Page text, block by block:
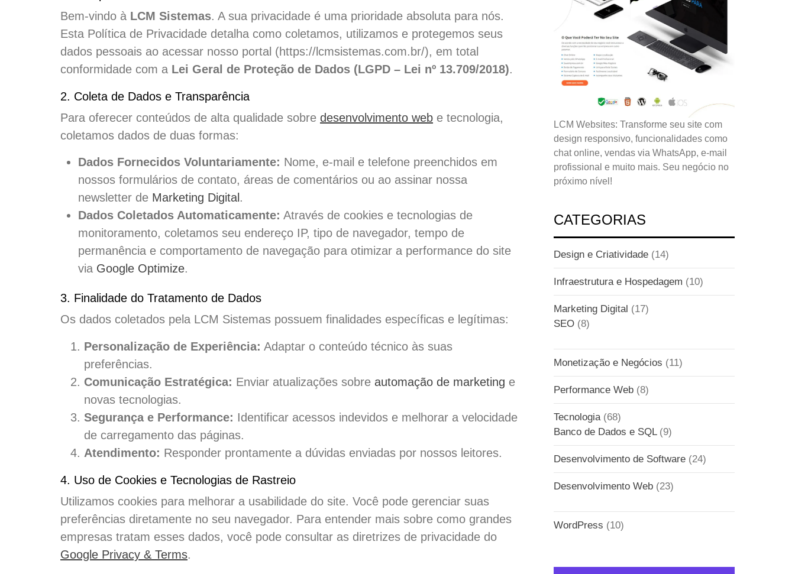
Bem-vindo à LCM Sistemas. A sua privacidade é uma prioridade absoluta para nós.
Esta Política de Privacidade detalha como coletamos, utilizamos e protegemos seus
dados pessoais ao acessar nosso portal (https://lcmsistemas.com.br/), em total
conformidade com a Lei Geral de Proteção de Dados (LGPD – Lei nº 13.709/2018).
2. Coleta de Dados e Transparência
Para oferecer conteúdos de alta qualidade sobre desenvolvimento web e tecnologia,
coletamos dados de duas formas:
Dados Fornecidos Voluntariamente: Nome, e-mail e telefone preenchidos em
nossos formulários de contato, áreas de comentários ou ao assinar nossa
newsletter de Marketing Digital.
Dados Coletados Automaticamente: Através de cookies e tecnologias de
monitoramento, coletamos seu endereço IP, tipo de navegador, tempo de
permanência e comportamento de navegação para otimizar a performance do site
via Google Optimize.
3. Finalidade do Tratamento de Dados
Os dados coletados pela LCM Sistemas possuem finalidades específicas e legítimas:
Personalização de Experiência: Adaptar o conteúdo técnico às suas
preferências.
Comunicação Estratégica: Enviar atualizações sobre automação de marketing e
novas tecnologias.
Segurança e Performance: Identificar acessos indevidos e melhorar a velocidade
de carregamento das páginas.
Atendimento: Responder prontamente a dúvidas enviadas por nossos leitores.
4. Uso de Cookies e Tecnologias de Rastreio
Utilizamos cookies para melhorar a usabilidade do site. Você pode gerenciar suas
preferências diretamente no seu navegador. Para entender mais sobre como grandes
empresas tratam esses dados, você pode consultar as diretrizes de privacidade do
Google Privacy & Terms.
LCM Websites: Transforme seu site com
design responsivo, funcionalidades como
chat online, vendas via WhatsApp, e-mail
profissional e muito mais. Seu negócio no
próximo nível!
CATEGORIAS
Design e Criatividade (14)
Infraestrutura e Hospedagem (10)
Marketing Digital (17)
SEO (8)
Monetização e Negócios (11)
Performance Web (8)
Tecnologia(68)
Banco de Dados e SQL(9)
Desenvolvimento de Software (24)
Desenvolvimento Web (23)
WordPress (10)